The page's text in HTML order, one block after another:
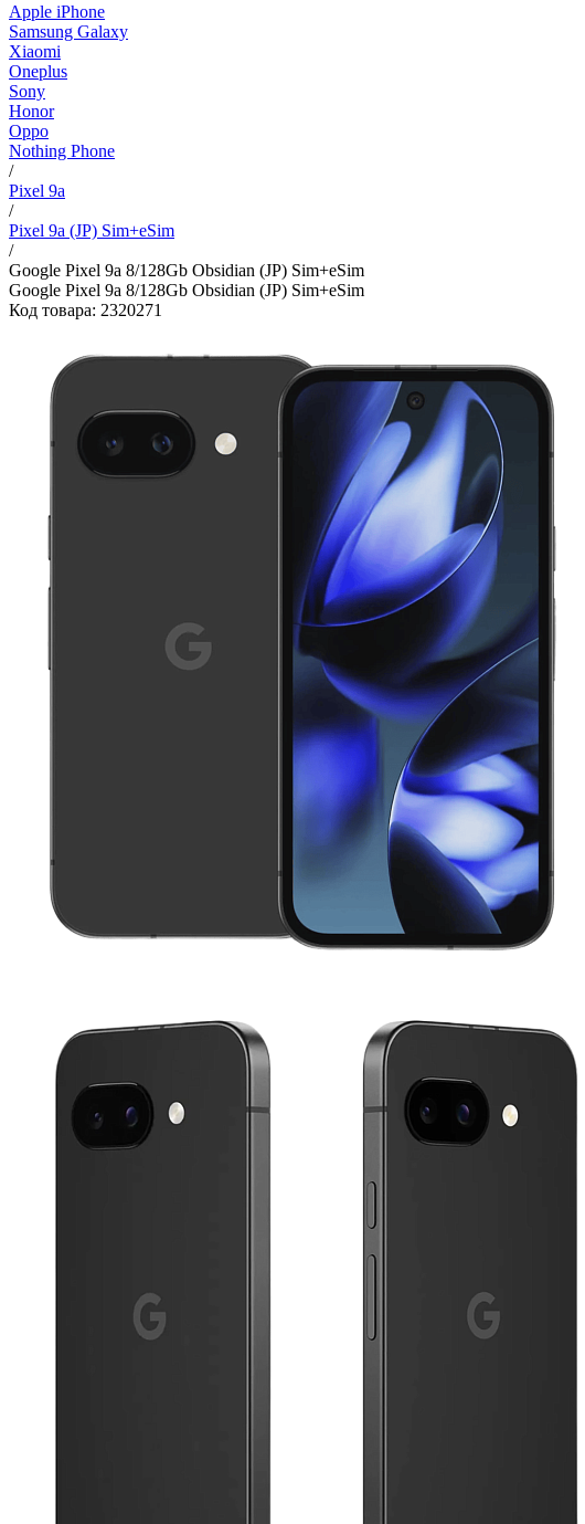
Apple iPhone
Samsung Galaxy
Xiaomi
Oneplus
Sony
Honor
Oppo
Nothing Phone
/
Pixel 9a
/
Pixel 9a (JP) Sim+eSim
/
Google Pixel 9a 8/128Gb Obsidian (JP) Sim+eSim
Google Pixel 9a 8/128Gb Obsidian (JP) Sim+eSim
Код товара: 2320271